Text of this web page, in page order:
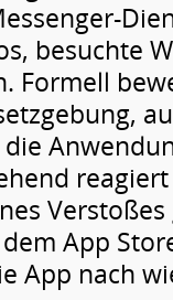
besuchte
Formell
Verstoßes
App
App nach